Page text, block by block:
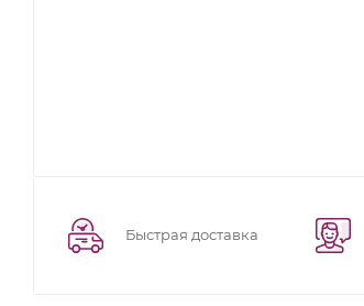
Быстрая доставка